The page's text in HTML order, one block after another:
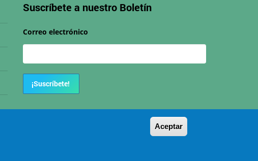
Suscríbete a nuestro Boletín
Correo electrónico
¡Suscríbete!
Aceptar